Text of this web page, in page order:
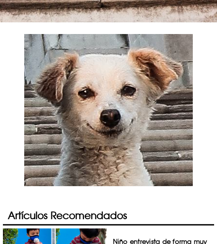
Artículos Recomendados
Niño entrevista de forma muy